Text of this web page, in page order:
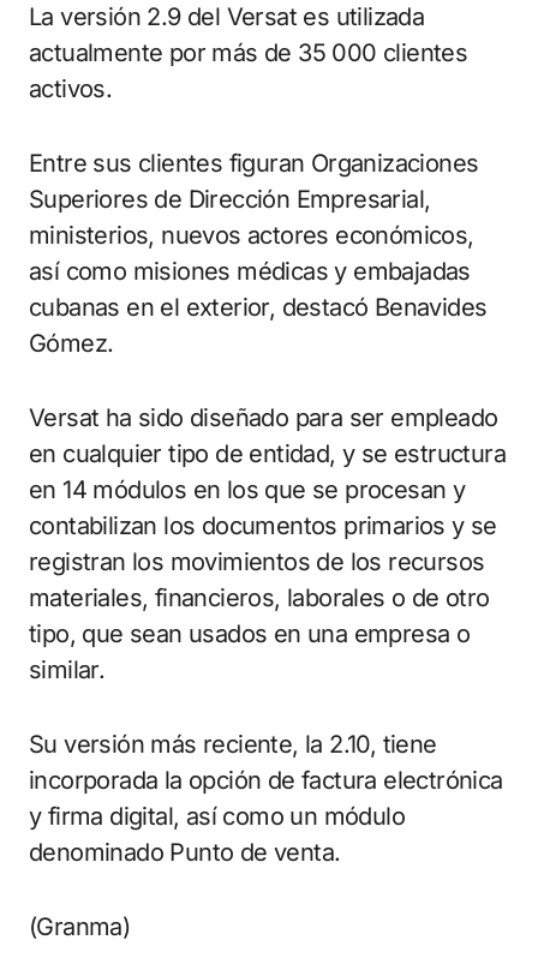
La versión 2.9 del Versat es utilizada
actualmente por más de 35 000 clientes
activos.
Entre sus clientes figuran Organizaciones
Superiores de Dirección Empresarial,
ministerios, nuevos actores económicos,
así como misiones médicas y embajadas
cubanas en el exterior, destacó Benavides
Gómez.
Versat ha sido diseñado para ser empleado
en cualquier tipo de entidad, y se estructura
en 14 módulos en los que se procesan y
contabilizan los documentos primarios y se
registran los movimientos de los recursos
materiales, financieros, laborales o de otro
tipo, que sean usados en una empresa o
similar.
Su versión más reciente, la 2.10, tiene
incorporada la opción de factura electrónica
y firma digital, así como un módulo
denominado Punto de venta.
(Granma)